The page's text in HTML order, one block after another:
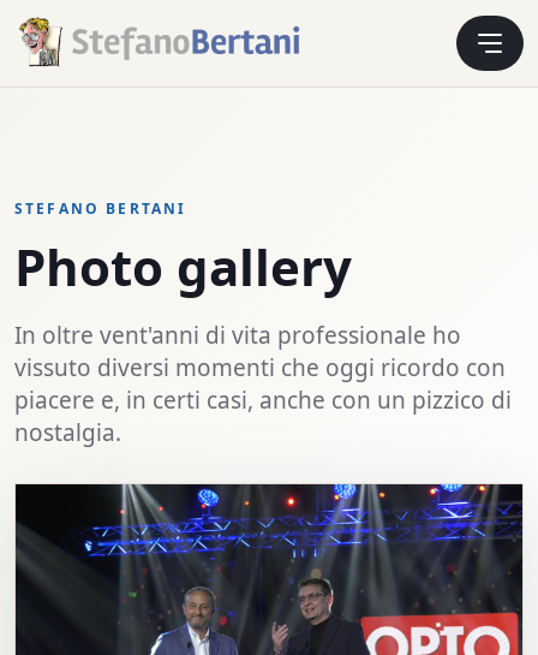
STEFANO BERTANI
Photo gallery
In oltre vent'anni di vita professionale ho
vissuto diversi momenti che oggi ricordo con
piacere e, in certi casi, anche con un pizzico di
nostalgia.